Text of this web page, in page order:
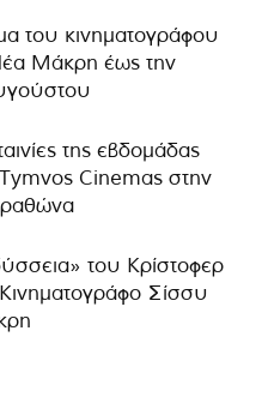
του κινηματογράφου
Μάκρη έως την
της εβδομάδας
Cinemas στην
του Κρίστοφερ
Σίσσυ